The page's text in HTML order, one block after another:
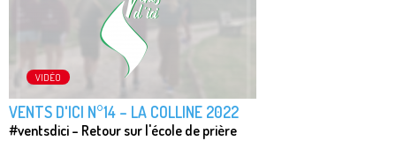
VIDÉO
VENTS D'ICI N°14 – LA COLLINE 2022
#ventsdici – Retour sur l'école de prière